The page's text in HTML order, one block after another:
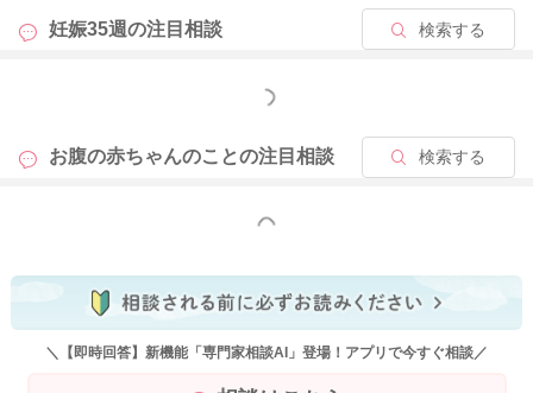
のあるお野菜を意識的に摂るようにしていただくのもいいかも
に摂るようにされてみることでも、赤ちゃんの大きさが変化を
よかったら参考になさってみて下さい。
妊娠35週の注目相談 検索する
もっと見る
お腹の赤ちゃんのことの注目相談 検索する
もっと見る
＼【即時回答】新機能「専門家相談AI」登場！アプリで今すぐ相談／